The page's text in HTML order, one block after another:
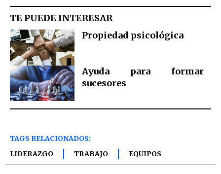
TE PUEDE INTERESAR
Propiedad psicológica
Ayuda para formar
sucesores
TAGS RELACIONADOS:
LIDERAZGO
TRABAJO EQUIPOS